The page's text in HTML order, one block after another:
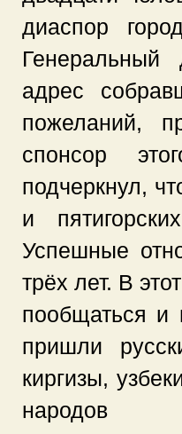
диаспор
адрес
пожеланий,
спонсор
подчеркнул,
и
Успешные
трёх лет. В
пообщаться и
пришли
киргизы,
народов